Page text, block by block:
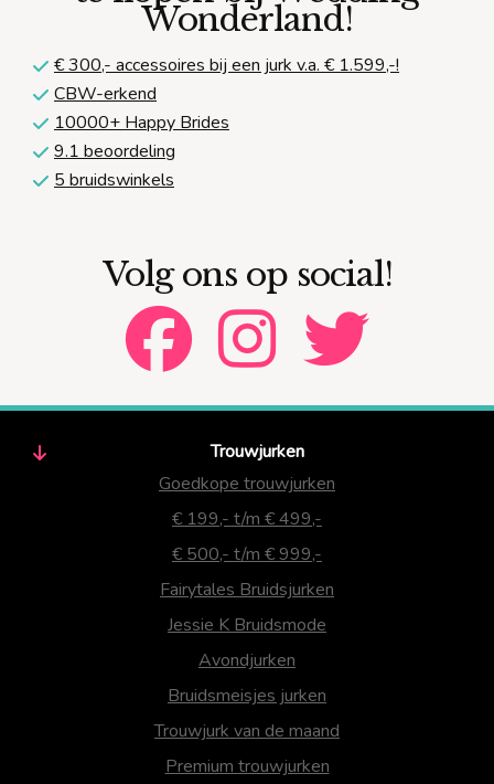
Wonderland!
€ 300,- accessoires bij een jurk v.a. € 1.599,-!
CBW-erkend
10000+ Happy Brides
9.1 beoordeling
5 bruidswinkels
Volg ons op social!
Trouwjurken
Goedkope trouwjurken
€ 199,- t/m € 499,-
€ 500,- t/m € 999,-
Fairytales Bruidsjurken
Jessie K Bruidsmode
Avondjurken
Bruidsmeisjes jurken
Trouwjurk van de maand
Premium trouwjurken